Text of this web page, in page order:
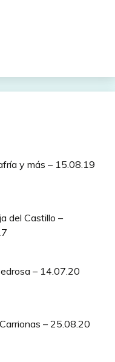
y más – 15.08.19
del Castillo –
– 14.07.20
– 25.08.20